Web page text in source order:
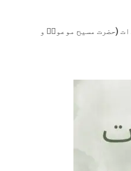
(حضرت مسیح موعودؑ و